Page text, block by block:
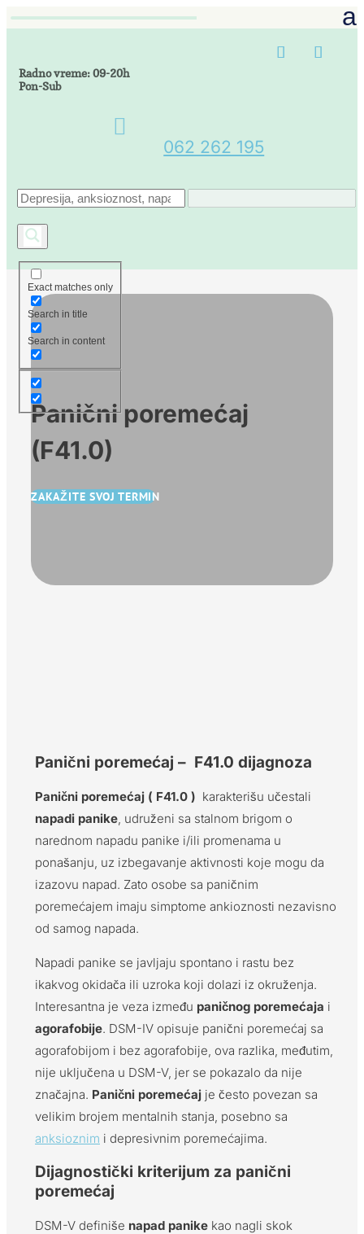
Radno vreme: 09-20h
Pon-Sub

062 262 195
Exact matches only
Search in title
Search in content
Panični poremećaj
(F41.0)
ZAKAŽITE SVOJ TERMIN
Panični poremećaj – F41.0 dijagnoza
Panični poremećaj ( F41.0 ) karakterišu učestali
napadi panike, udruženi sa stalnom brigom o
narednom napadu panike i/ili promenama u
ponašanju, uz izbegavanje aktivnosti koje mogu da
izazovu napad. Zato osobe sa paničnim
poremećajem imaju simptome ankioznosti nezavisno
od samog napada.
Napadi panike se javljaju spontano i rastu bez
ikakvog okidača ili uzroka koji dolazi iz okruženja.
Interesantna je veza između paničnog poremećaja i
agorafobije. DSM-IV opisuje panični poremećaj sa
agorafobijom i bez agorafobije, ova razlika, međutim,
nije uključena u DSM-V, jer se pokazalo da nije
značajna. Panični poremećaj je često povezan sa
velikim brojem mentalnih stanja, posebno sa
anksioznim i depresivnim poremećajima.
Dijagnostički kriterijum za panični
poremećaj
DSM-V definiše napad panike kao nagli skok